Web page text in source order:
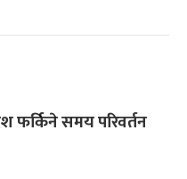
फर्किने समय परिवर्तन